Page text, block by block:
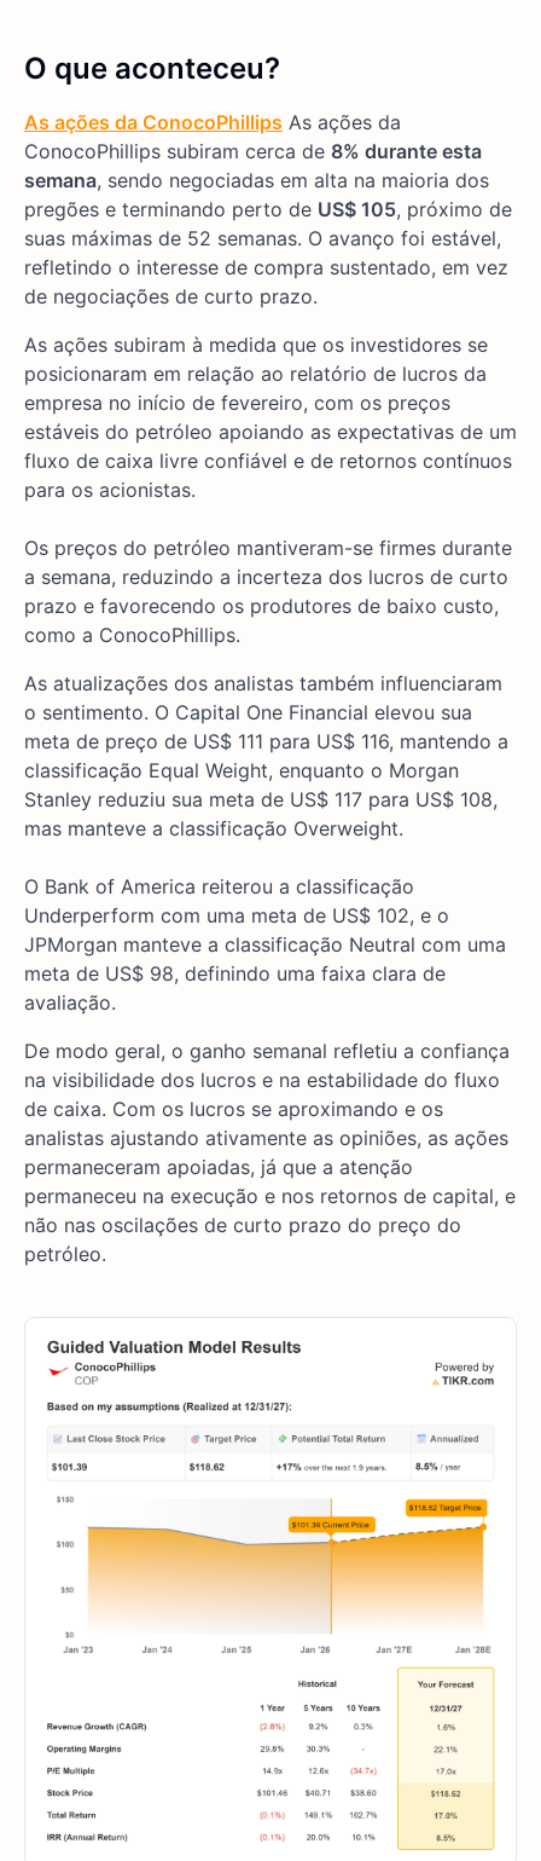
O que aconteceu?
As ações da ConocoPhillips As ações da
ConocoPhillips subiram cerca de 8% durante esta
semana, sendo negociadas em alta na maioria dos
pregões e terminando perto de US$ 105, próximo de
suas máximas de 52 semanas. O avanço foi estável,
refletindo o interesse de compra sustentado, em vez
de negociações de curto prazo.
As ações subiram à medida que os investidores se
posicionaram em relação ao relatório de lucros da
empresa no início de fevereiro, com os preços
estáveis do petróleo apoiando as expectativas de um
fluxo de caixa livre confiável e de retornos contínuos
para os acionistas.
Os preços do petróleo mantiveram-se firmes durante
a semana, reduzindo a incerteza dos lucros de curto
prazo e favorecendo os produtores de baixo custo,
como a ConocoPhillips.
As atualizações dos analistas também influenciaram
o sentimento. O Capital One Financial elevou sua
meta de preço de US$ 111 para US$ 116, mantendo a
classificação Equal Weight, enquanto o Morgan
Stanley reduziu sua meta de US$ 117 para US$ 108,
mas manteve a classificação Overweight.
O Bank of America reiterou a classificação
Underperform com uma meta de US$ 102, e o
JPMorgan manteve a classificação Neutral com uma
meta de US$ 98, definindo uma faixa clara de
avaliação.
De modo geral, o ganho semanal refletiu a confiança
na visibilidade dos lucros e na estabilidade do fluxo
de caixa. Com os lucros se aproximando e os
analistas ajustando ativamente as opiniões, as ações
permaneceram apoiadas, já que a atenção
permaneceu na execução e nos retornos de capital, e
não nas oscilações de curto prazo do preço do
petróleo.